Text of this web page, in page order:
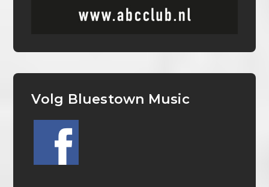
Volg Bluestown Music